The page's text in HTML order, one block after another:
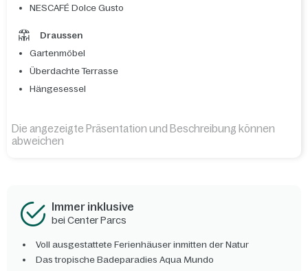
NESCAFÉ Dolce Gusto
Draussen
Gartenmöbel
Überdachte Terrasse
Hängesessel
Die angezeigte Präsentation und Beschreibung können
abweichen
Immer inklusive
bei Center Parcs
Voll ausgestattete Ferienhäuser inmitten der Natur
Das tropische Badeparadies Aqua Mundo